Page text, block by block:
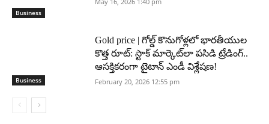
Business
Business
Gold price | గోల్డ్ కొనుగోళ్లలో భారతీయుల
కొత్త రూట్: స్టాక్ మార్కెట్‌లా పసిడి ట్రేడింగ్..
ఆసక్తికరంగా టైటాన్ ఎండీ విశ్లేషణ!
February 20, 2026 12:55 pm